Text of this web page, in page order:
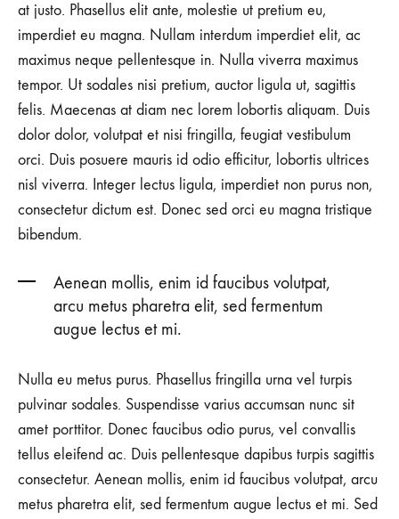
SHARE
NO
COMMENTS
THE
SHOES
WILL
INSTANTLY
ANY
at justo. Phasellus elit ante, molestie ut pretium eu,
imperdiet eu magna. Nullam interdum imperdiet elit, ac
maximus neque pellentesque in. Nulla viverra maximus
tempor. Ut sodales nisi pretium, auctor ligula ut, sagittis
felis. Maecenas at diam nec lorem lobortis aliquam. Duis
dolor dolor, volutpat et nisi fringilla, feugiat vestibulum
orci. Duis posuere mauris id odio efficitur, lobortis ultrices
nisl viverra. Integer lectus ligula, imperdiet non purus non,
consectetur dictum est. Donec sed orci eu magna tristique
bibendum.
Aenean mollis, enim id faucibus volutpat,
arcu metus pharetra elit, sed fermentum
augue lectus et mi.
Nulla eu metus purus. Phasellus fringilla urna vel turpis
pulvinar sodales. Suspendisse varius accumsan nunc sit
amet porttitor. Donec faucibus odio purus, vel convallis
tellus eleifend ac. Duis pellentesque dapibus turpis sagittis
consectetur. Aenean mollis, enim id faucibus volutpat, arcu
metus pharetra elit, sed fermentum augue lectus et mi. Sed